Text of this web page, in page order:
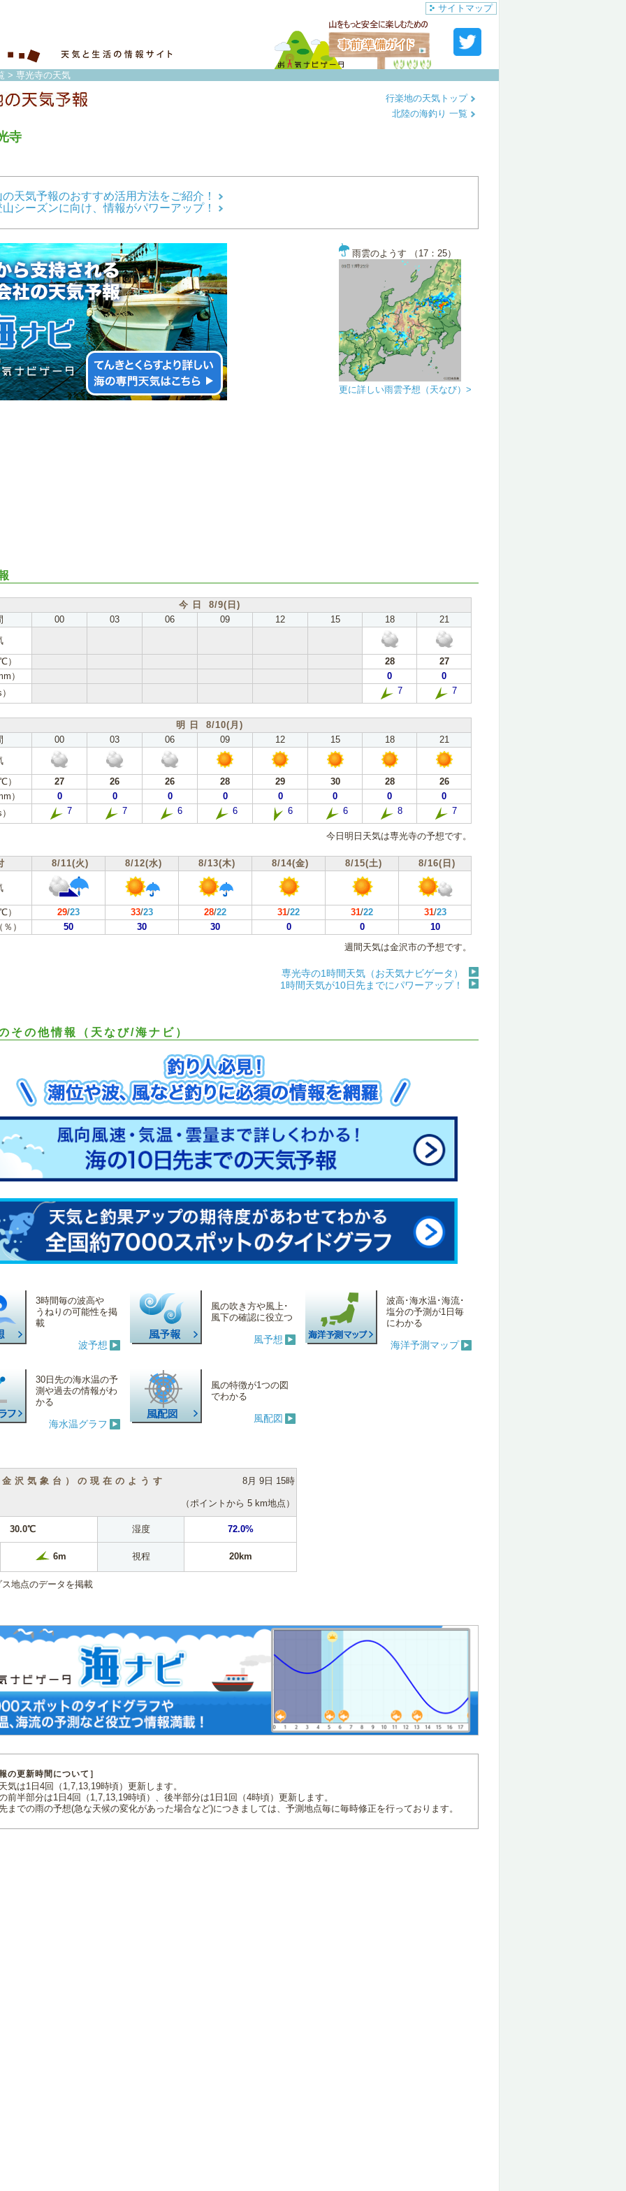
サイトマップ
> 専光寺の天気
寺
行楽地の天気トップ
北陸の海釣り 一覧
天気予報のおすすめ活用方法をご紹介！
シーズンに向け、情報がパワーアップ！
雨雲のようす （17：25）
更に詳しい雨雲予想（天なび）>
今 日 8/9(日)
00 03 06 09 12 15 18
21
28
27
）
0
0
7 7
明 日 8/10(月)
00 03 06 09 12 15 18
21
27 26 26 28 29 30 28
26
）
0 0 0 0 0 0 0
0
7 7 6 6 6 6 8 7
今日明日天気は専光寺の予想です。
8/11(火) 8/12(水) 8/13(木) 8/14(金) 8/15(土) 8/16(日)
29/23 33/23 28/22 31/22 31/22 31/23
）
50 30 30 0 0
10
週間天気は金沢市の予想です。
専光寺の1時間天気（お天気ナビゲータ）
1時間天気が10日先までにパワーアップ！
その他情報（天なび/海ナビ）
3時間毎の波高や
うねりの可能性を掲
載
波予想
風の吹き方や風上･
風下の確認に役立つ
風予想
波高･海水温･海流･
塩分の予測が1日毎
にわかる
海洋予測マップ
30日先の海水温の予
測や過去の情報がわ
かる
海水温グラフ
風の特徴が1つの図
でわかる
風配図
沢気象台）の現在のようす 8月 9日 15時
（ポイントから 5 km地点）
30.0℃ 湿度 72.0%
6m 視程 20km
地点のデータを掲載
の更新時間について］
気は1日4回（1,7,13,19時頃）更新します。
前半部分は1日4回（1,7,13,19時頃）、後半部分は1日1回（4時頃）更新します。
までの雨の予想(急な天候の変化があった場合など)につきましては、予測地点毎に毎時修正を行っております。